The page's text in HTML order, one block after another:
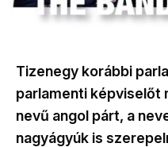
Tizenegy korábbi
parlamenti képviselőt
nevű angol párt, a
nagyágyúk is